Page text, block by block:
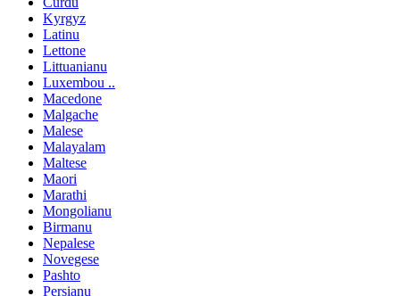
Kyrgyz
Latinu
Lettone
Littuanianu
Luxembou ..
Macedone
Malgache
Malese
Malayalam
Maltese
Maori
Marathi
Mongolianu
Birmanu
Nepalese
Novegese
Pashto
Persianu